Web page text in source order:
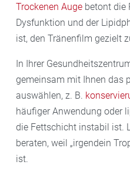
Trockenen Auge betont die
Dysfunktion und der
ist, den Tränenfilm gezielt
In Ihrer
gemeinsam mit Ihnen das
auswählen, z. B.
häufiger Anwendung oder
die Fettschicht instabil ist.
beraten, weil „irgendein
ist.